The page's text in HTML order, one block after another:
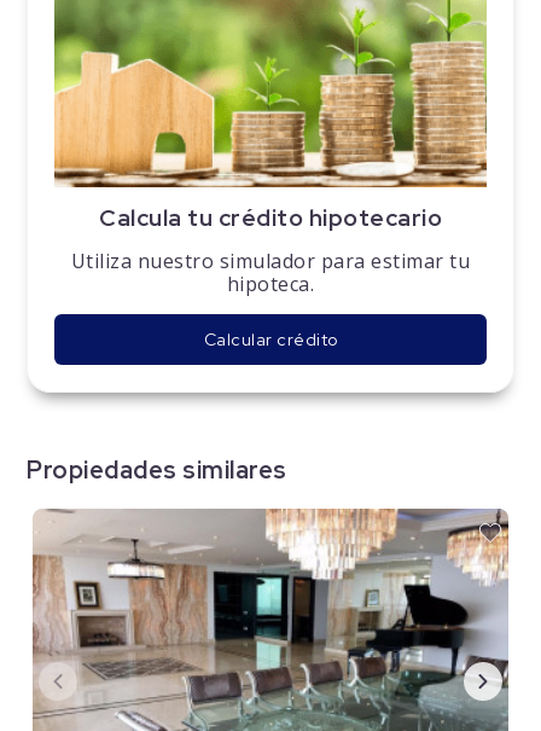
Calcula tu crédito hipotecario
Utiliza nuestro simulador para estimar tu
hipoteca.
Calcular crédito
Propiedades similares